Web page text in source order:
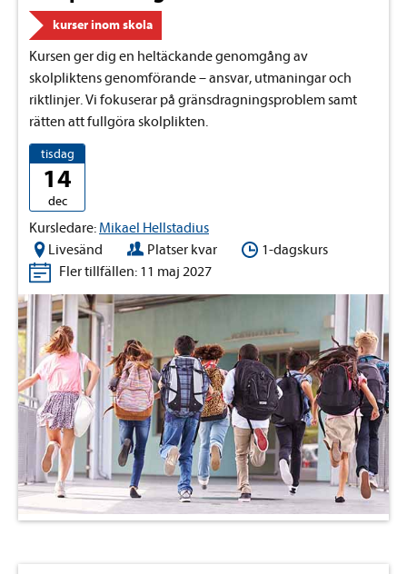
kurser inom skola
Kursen ger dig en heltäckande genomgång av
skolpliktens genomförande – ansvar, utmaningar och
riktlinjer. Vi fokuserar på gränsdragningsproblem samt
rätten att fullgöra skolplikten.
tisdag
14
dec
Kursledare: Mikael Hellstadius
Livesänd
Platser kvar
1-dagskurs
Fler tillfällen: 11 maj 2027